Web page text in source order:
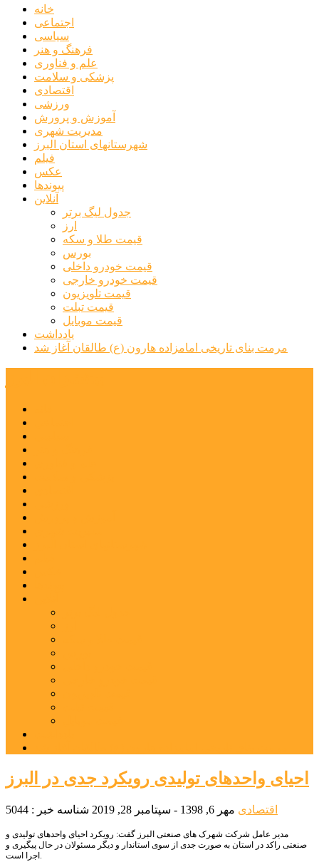
خانه
اجتماعی
سیاسی
فرهنگ و هنر
علم و فناوری
پزشکی و سلامت
اقتصادی
ورزشی
آموزش و پرورش
مدیریت شهری
شهرستانهای استان البرز
فیلم
عکس
پیوندها
آنلاین
جدول لیگ برتر
ارز
قیمت طلا و سکه
بورس
قیمت خودرو داخلی
قیمت خودرو خارجی
قیمت تلویزیون
قیمت تبلت
قیمت موبایل
یادداشت
مرمت بنای تاریخی امامزاده هارون (ع) طالقان آغاز شد
احیای واحدهای تولیدی رویکرد جدی در البرز
اقتصادی مهر 6, 1398 - سپتامبر 28, 2019 شناسه خبر : 5044
مدیر عامل شرکت شهرک های صنعتی البرز گفت: رویکرد احیای واحدهای تولیدی و
صنعتی راکد در استان به صورت جدی از سوی استاندار و دیگر مسئولان در حال پیگیری و
اجرا است.